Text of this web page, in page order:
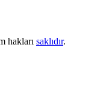
hakları saklıdır.